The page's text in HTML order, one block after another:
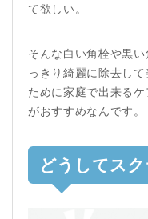
て欲しい。
そんな白い角栓や黒
っきり綺麗に除去し
ために家庭で出来る
がおすすめなんです。
どうしてス